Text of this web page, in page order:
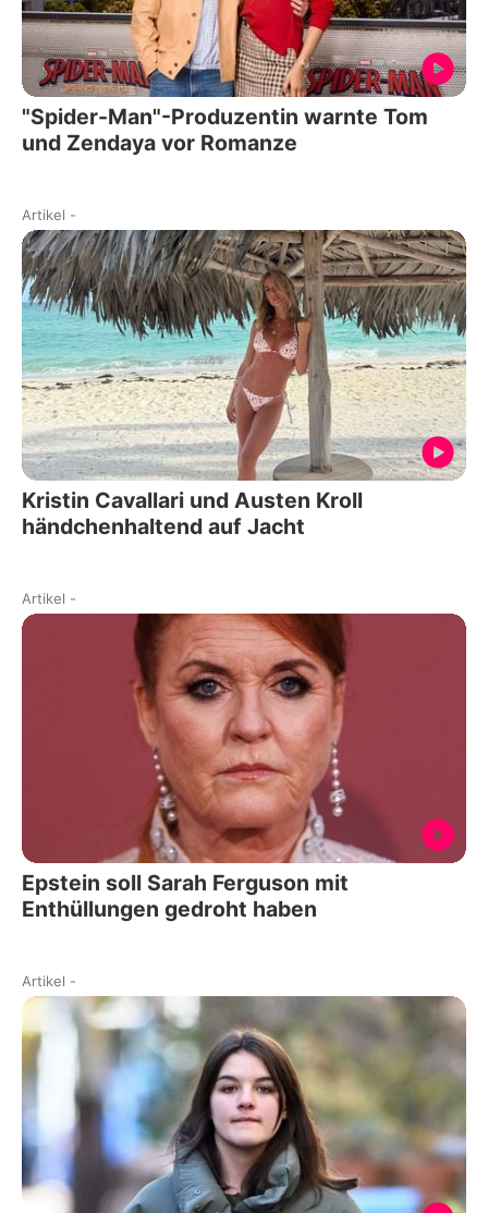
"Spider-Man"-Produzentin warnte Tom
und Zendaya vor Romanze
Artikel -
Kristin Cavallari und Austen Kroll
händchenhaltend auf Jacht
Artikel -
Epstein soll Sarah Ferguson mit
Enthüllungen gedroht haben
Artikel -